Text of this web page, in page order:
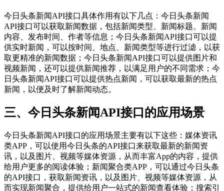
今日头条新闻API接口具体作用有以下几点：今日头条新闻
API接口可以获取新闻数据，包括新闻类型、新闻标题、新闻
内容、发布时间、作者等信息；今日头条新闻API接口可以提
供实时新闻，可以按时间、地点、新闻类型等进行过滤，以获
取更精准的新闻数据；今日头条新闻API接口可以提供图片和
视频新闻，还可以提供新闻推荐，以满足用户的不同需求；今
日头条新闻API接口可以提供热点新闻，可以获取最新的热点
新闻，以便及时了解新闻动态。
三、今日头条新闻API接口的应用场景
今日头条新闻API接口的应用场景主要有以下这些：媒体资讯
类APP，可以使用今日头条的API接口来获取最新的新闻资
讯，以及图片、视频等媒体资源，从而丰富App的内容，提供
给用户更多的阅读体验；新闻聚合类APP，可以通过今日头条
的API接口，获取新闻资讯，以及图片、视频等媒体资源，从
而实现新闻聚合，提供给用户一站式的新闻查看体验；搜索引